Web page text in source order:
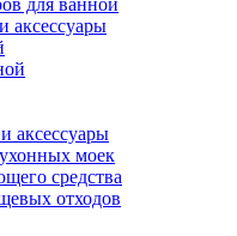
для ванной
аксессуары
аксессуары
моек
средства
отходов